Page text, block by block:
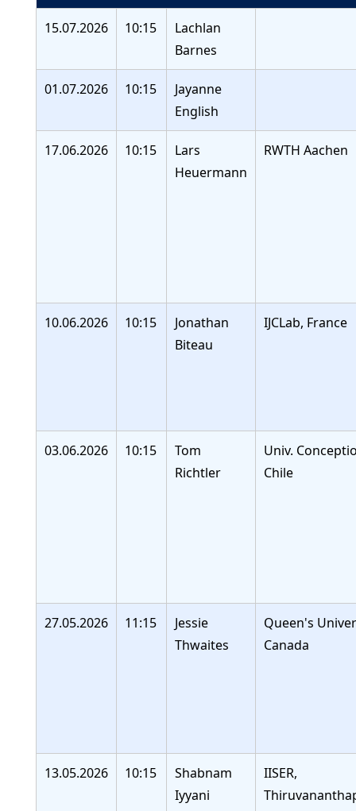
15.07.2026 10:15
Lachlan
Barnes
01.07.2026 10:15
Jayanne
English
17.06.2026 10:15
Lars
Heuermann
RWTH Aachen
10.06.2026 10:15
Jonathan
Biteau
IJCLab, France
03.06.2026 10:15
Tom
Richtler
Univ.
Chile
27.05.2026 11:15
Jessie
Thwaites
Queen's
Canada
13.05.2026 10:15
Shabnam
Iyyani
IISER,